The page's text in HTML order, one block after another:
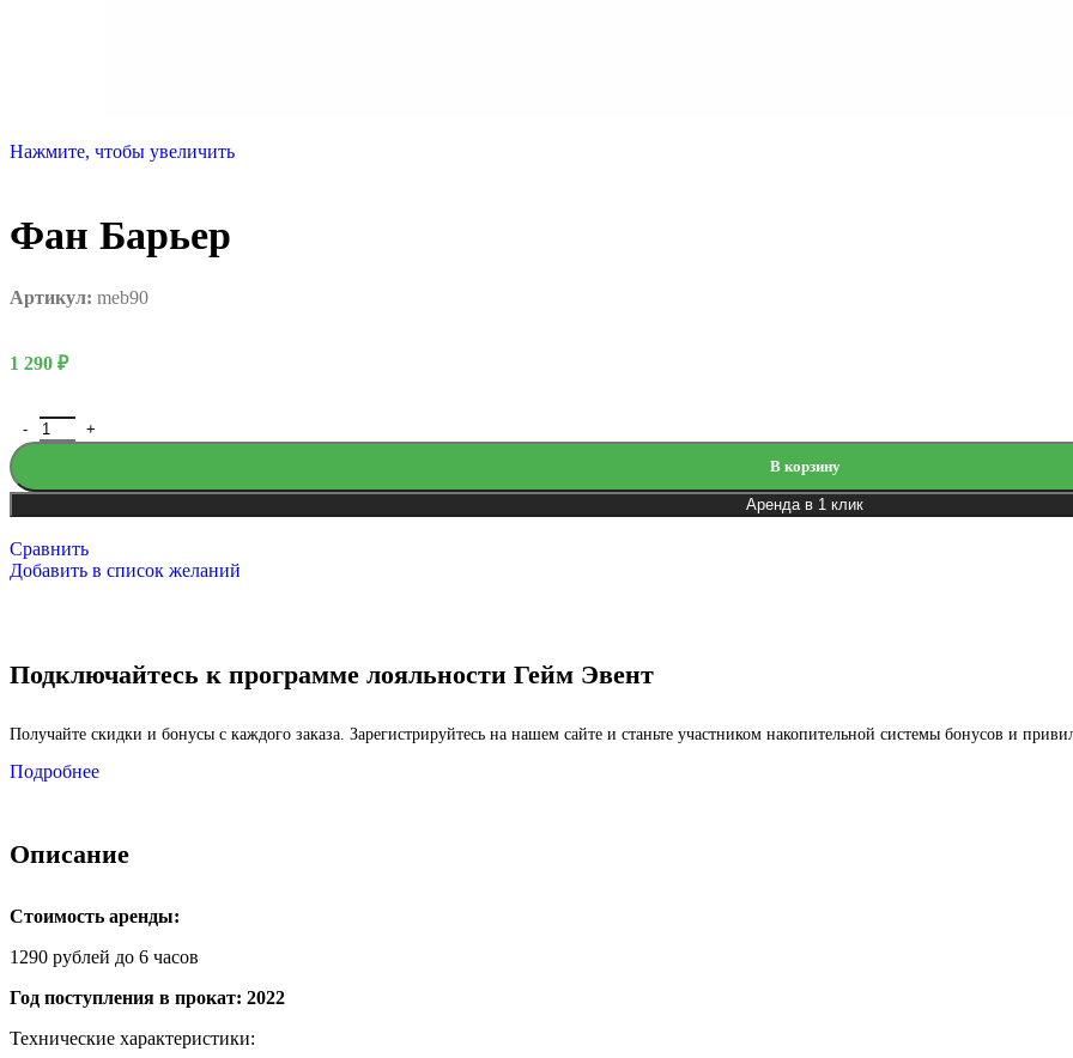
Нажмите, чтобы увеличить
Фан Барьер
Артикул: meb90
1 290 ₽
В корзину
Аренда в 1 клик
Сравнить
Добавить в список желаний
Подключайтесь к программе лояльности Гейм Эвент
Получайте скидки и бонусы с каждого заказа. Зарегистрируйтесь на нашем сайте и станьте участником накопительной системы бонусов и
Подробнее
Описание
Стоимость аренды:
1290 рублей до 6 часов
Год поступления в прокат: 2022
Технические характеристики: